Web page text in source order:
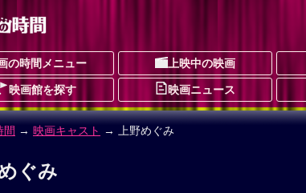
の時間メニュー 上映中の映画
映画館を探す 映画ニュース
間 → 映画キャスト → 上野めぐみ
ぐみ